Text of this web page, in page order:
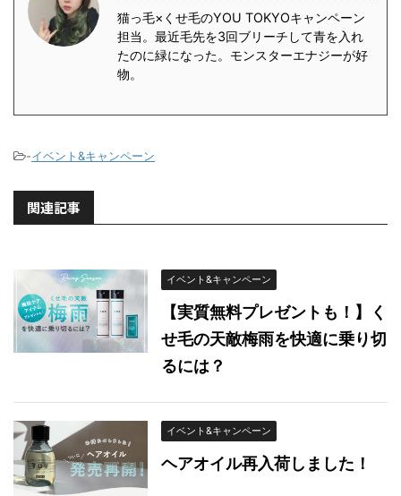
猫っ毛×くせ毛のYOU TOKYOキャンペーン
担当。最近毛先を3回ブリーチして青を入れ
たのに緑になった。モンスターエナジーが好
物。
-イベント&キャンペーン
関連記事
イベント&キャンペーン
【実質無料プレゼントも！】く
せ毛の天敵梅雨を快適に乗り切
るには？
イベント&キャンペーン
ヘアオイル再入荷しました！